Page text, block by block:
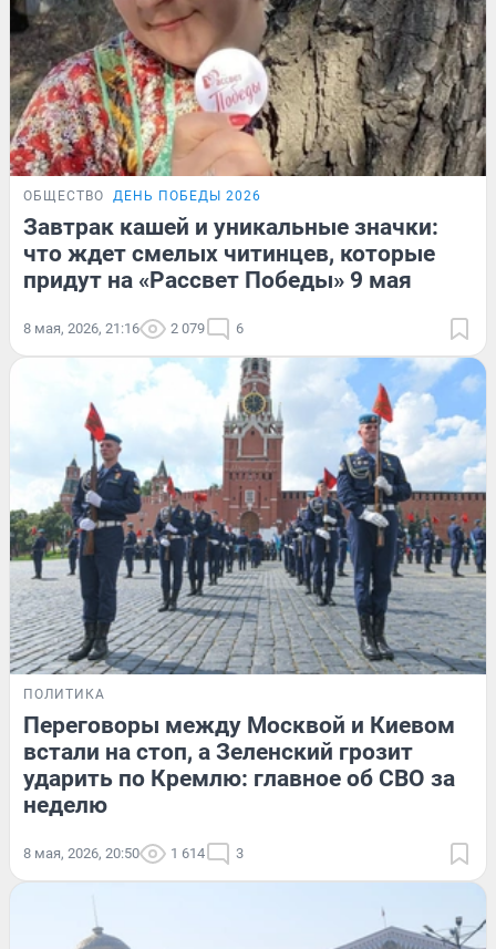
ОБЩЕСТВО ДЕНЬ ПОБЕДЫ 2026
Завтрак кашей и уникальные значки:
что ждет смелых читинцев, которые
придут на «Рассвет Победы» 9 мая
8 мая, 2026, 21:16 2 079 6
ПОЛИТИКА
Переговоры между Москвой и Киевом
встали на стоп, а Зеленский грозит
ударить по Кремлю: главное об СВО за
неделю
8 мая, 2026, 20:50 1 614 3